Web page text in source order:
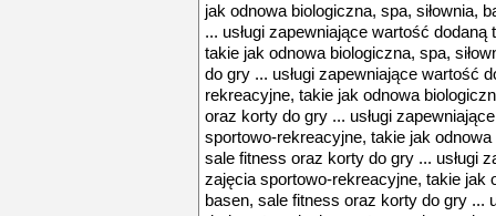
jak odnowa biologiczna, spa, siłownia,
... usługi zapewniające wartość
takie jak odnowa biologiczna, spa,
do gry ... usługi zapewniające wartość
rekreacyjne, takie jak odnowa
oraz korty do gry ... usługi
sportowo-rekreacyjne, takie jak
sale fitness oraz korty do gry ... usługi
zajęcia sportowo-rekreacyjne, takie jak
basen, sale fitness oraz korty do gry ...